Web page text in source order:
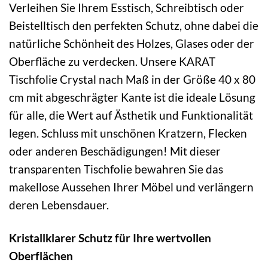
Verleihen Sie Ihrem Esstisch, Schreibtisch oder
Beistelltisch den perfekten Schutz, ohne dabei die
natürliche Schönheit des Holzes, Glases oder der
Oberfläche zu verdecken. Unsere KARAT
Tischfolie Crystal nach Maß in der Größe 40 x 80
cm mit abgeschrägter Kante ist die ideale Lösung
für alle, die Wert auf Ästhetik und Funktionalität
legen. Schluss mit unschönen Kratzern, Flecken
oder anderen Beschädigungen! Mit dieser
transparenten Tischfolie bewahren Sie das
makellose Aussehen Ihrer Möbel und verlängern
deren Lebensdauer.
Kristallklarer Schutz für Ihre wertvollen
Oberflächen